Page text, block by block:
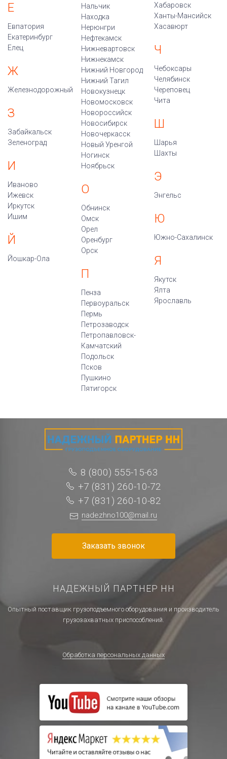
Е
Евпатория
Екатеринбург
Елец
Ж
Железнодорожный
З
Забайкальск
Зеленоград
И
Иваново
Ижевск
Иркутск
Ишим
Й
Йошкар-Ола
Нальчик
Находка
Нерюнгри
Нефтекамск
Нижневартовск
Нижнекамск
Нижний Новгород
Нижний Тагил
Новокузнецк
Новомосковск
Новороссийск
Новосибирск
Новочеркасск
Новый Уренгой
Ногинск
Ноябрьск
О
Обнинск
Омск
Орел
Оренбург
Орск
П
Пенза
Первоуральск
Пермь
Петрозаводск
Петропавловск-
Камчатский
Подольск
Псков
Пушкино
Пятигорск
Хабаровск
Ханты-Мансийск
Хасавюрт
Ч
Чебоксары
Челябинск
Череповец
Чита
Ш
Шарья
Шахты
Э
Энгельс
Ю
Южно-Сахалинск
Я
Якутск
Ялта
Ярославль
8 (800) 555-15-63
+7 (831) 260-10-72
+7 (831) 260-10-82
nadezhno100@mail.ru
Заказать звонок
НАДЕЖНЫЙ ПАРТНЕР НН
Опытный поставщик грузоподъемного оборудования и производитель
грузозахватных приспособлений.
Обработка персональных данных